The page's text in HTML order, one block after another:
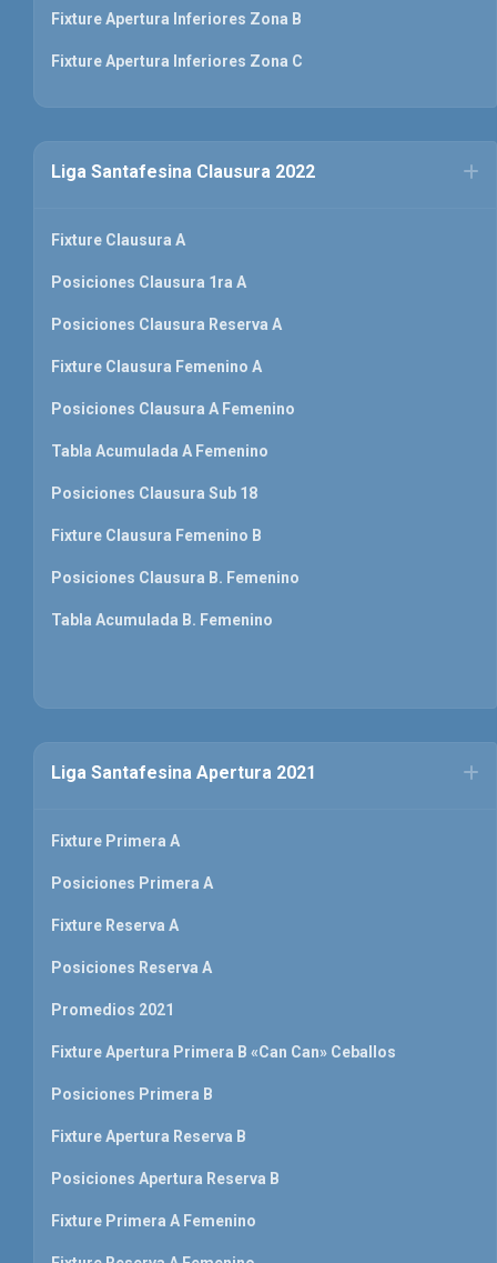
Fixture Apertura Inferiores Zona B
Fixture Apertura Inferiores Zona C
Liga Santafesina Clausura 2022
Fixture Clausura A
Posiciones Clausura 1ra A
Posiciones Clausura Reserva A
Fixture Clausura Femenino A
Posiciones Clausura A Femenino
Tabla Acumulada A Femenino
Posiciones Clausura Sub 18
Fixture Clausura Femenino B
Posiciones Clausura B. Femenino
Tabla Acumulada B. Femenino
Liga Santafesina Apertura 2021
Fixture Primera A
Posiciones Primera A
Fixture Reserva A
Posiciones Reserva A
Promedios 2021
Fixture Apertura Primera B «Can Can» Ceballos
Posiciones Primera B
Fixture Apertura Reserva B
Posiciones Apertura Reserva B
Fixture Primera A Femenino